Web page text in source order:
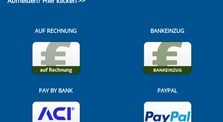
AUF RECHNUNG BANKEINZUG
PAY BY BANK PAYPAL